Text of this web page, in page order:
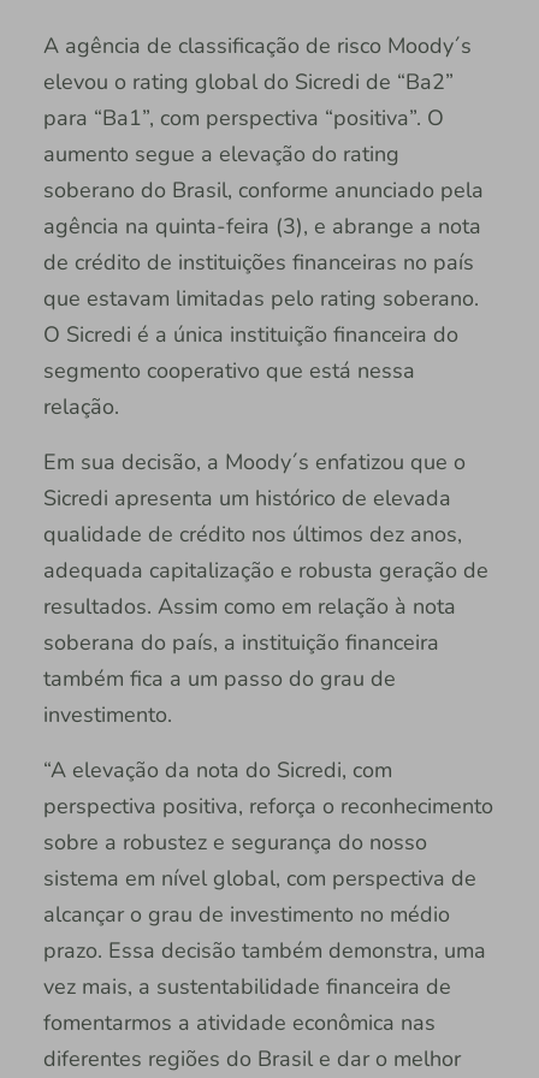
A agência de classificação de risco Moody´s
elevou o rating global do Sicredi de “Ba2”
para “Ba1”, com perspectiva “positiva”. O
aumento segue a elevação do rating
soberano do Brasil, conforme anunciado pela
agência na quinta-feira (3), e abrange a nota
de crédito de instituições financeiras no país
que estavam limitadas pelo rating soberano.
O Sicredi é a única instituição financeira do
segmento cooperativo que está nessa
relação.
Em sua decisão, a Moody´s enfatizou que o
Sicredi apresenta um histórico de elevada
qualidade de crédito nos últimos dez anos,
adequada capitalização e robusta geração de
resultados. Assim como em relação à nota
soberana do país, a instituição financeira
também fica a um passo do grau de
investimento.
“A elevação da nota do Sicredi, com
perspectiva positiva, reforça o reconhecimento
sobre a robustez e segurança do nosso
sistema em nível global, com perspectiva de
alcançar o grau de investimento no médio
prazo. Essa decisão também demonstra, uma
vez mais, a sustentabilidade financeira de
fomentarmos a atividade econômica nas
diferentes regiões do Brasil e dar o melhor